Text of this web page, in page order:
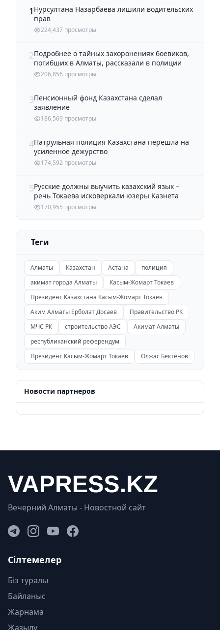
1 Нурсултана Назарбаева лишили водительских
прав
224,437 просмотры
2Подробнее о тайных захоронениях боевиков,
погибших в Алматы, рассказали в полиции
206,856 просмотры
3Пенсионный фонд Казахстана сделал
заявление
186,569 просмотры
4Патрульная полиция Казахстана перешла на
усиленное дежурство
174,592 просмотры
5Русские должны выучить казахский язык –
речь Токаева исковеркали юзеры Казнета
170,955 просмотры
Теги
Алматы Казахстан Астана
полиция
акимат города Алматы
Касым-Жомарт Токаев
Президент Казахстана Касым-Жомарт Токаев
Аким Алматы Ерболат Досаев
Правительство РК
МЧС РК
строительство АЭС
Акимат Алматы
республиканский референдум
Президент Касым-Жомарт Токаев
Олжас Бектенов
Новости партнеров
Вечерний Алматы - Новостной сайт
Сілтемелер
Біз туралы
Байланыс
Жарнама
Жазылу